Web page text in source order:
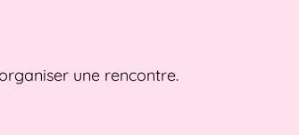
une rencontre.